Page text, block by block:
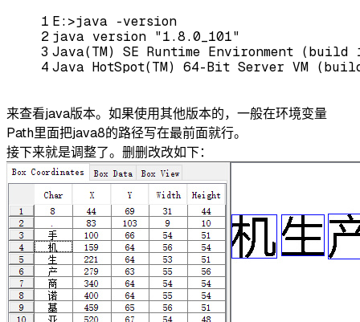
1
2
3
4
E:>java -version
java version "1.8.0 _101"
Java( TM ) SE Runtime Environment ( build
Java
HotSpot( TM ) 64- Bit Server VM (
来查看java版本。如果使用其他版本的，一般在环境变量
Path里面把java8的路径写在最前面就行。
接下来就是调整了。删删改改如下：